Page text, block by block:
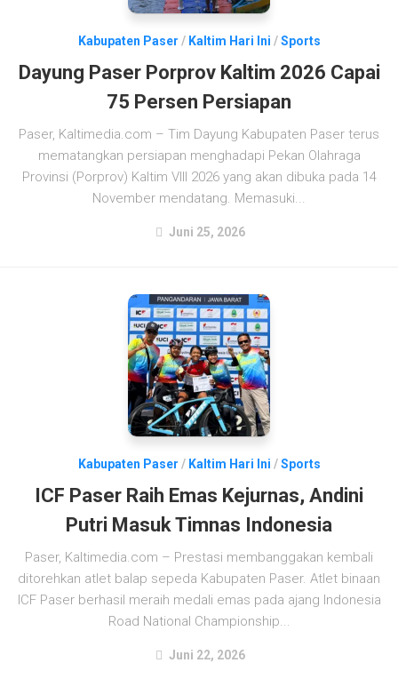
Kabupaten Paser / Kaltim Hari Ini /Sports
Dayung Paser Porprov Kaltim 2026 Capai
75 Persen Persiapan
Paser, Kaltimedia.com – Tim Dayung Kabupaten Paser terus
mematangkan persiapan menghadapi Pekan Olahraga
Provinsi (Porprov) Kaltim VIII 2026 yang akan dibuka pada 14
November mendatang. Memasuki...
Juni 25, 2026
Kabupaten Paser / Kaltim Hari Ini /Sports
ICF Paser Raih Emas Kejurnas, Andini
Putri Masuk Timnas Indonesia
Paser, Kaltimedia.com – Prestasi membanggakan kembali
ditorehkan atlet balap sepeda Kabupaten Paser. Atlet binaan
ICF Paser berhasil meraih medali emas pada ajang Indonesia
Road National Championship...
Juni 22, 2026